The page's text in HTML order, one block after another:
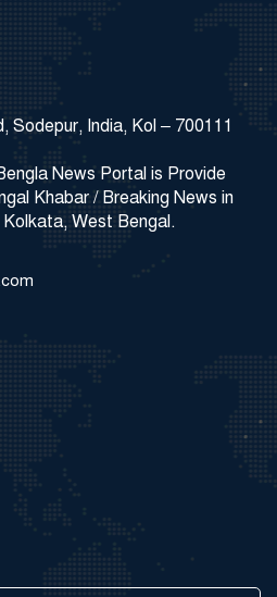
Sodepur, India, Kol – 700111
News Portal is Provide
Khabar / Breaking News in
West Bengal.